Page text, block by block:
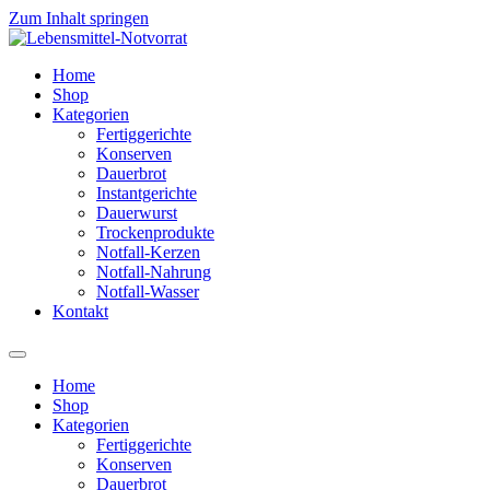
Zum Inhalt springen
Home
Shop
Kategorien
Fertiggerichte
Konserven
Dauerbrot
Instantgerichte
Dauerwurst
Trockenprodukte
Notfall-Kerzen
Notfall-Nahrung
Notfall-Wasser
Kontakt
Home
Shop
Kategorien
Fertiggerichte
Konserven
Dauerbrot